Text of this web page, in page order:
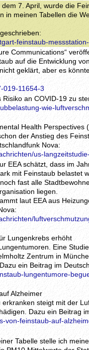
7. April, wurde die
in meinen Tabellen die
feinstaub-
Communications“
auf die Entwicklung
geklärt, aber es
019-11654-3
an COVID-19 zu
wie-
Health Perspectives
der Anstieg des
Nova:
us-
EEA schätzt, dass im
mit Feinstaub belastet
fast alle
liegen.
laut EEA aus
Lungenkrebs erhöht
Eine
Zentrum in
ein Beitrag im
lungentumore-
Alzheimer
steigt mit der
Dazu ein Beitrag
von-feinstaub-auf-
Tabelle stelle ich